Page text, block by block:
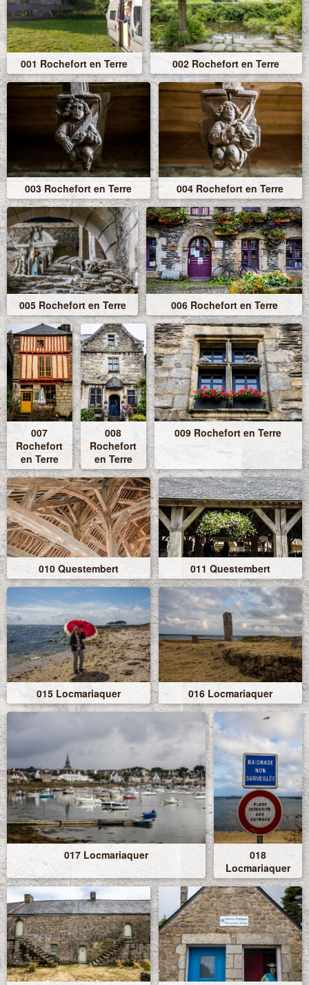
001 Rochefort en Terre 002 Rochefort en Terre
003 Rochefort en Terre 004 Rochefort en Terre
005 Rochefort en Terre 006 Rochefort en Terre
007
Rochefort
en Terre
008
Rochefort
en Terre
009 Rochefort en Terre
010 Questembert 011 Questembert
015 Locmariaquer 016 Locmariaquer
017 Locmariaquer
018
Locmariaquer